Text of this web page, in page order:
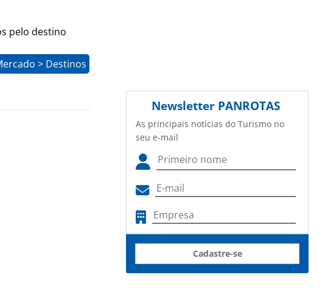
pelo destino
> Destinos
Newsletter PANROTAS
As principais notícias do Turismo no
seu e-mail
Cadastre-se